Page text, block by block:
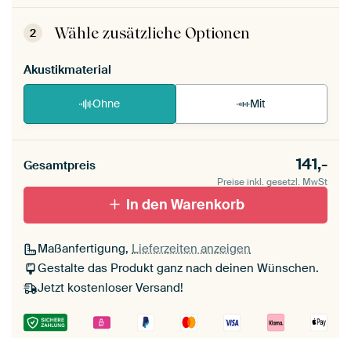
Dein ArtFrame ist im Handumdrehen
aufgebaut.Montageanleitung ansehen
2 Wähle zusätzliche Optionen
Akustikmaterial
Ohne Mit
Gesamtpreis 141,-
Preise inkl. gesetzl. MwSt
In den Warenkorb
Maßanfertigung, Lieferzeiten anzeigen
Gestalte das Produkt ganz nach deinen Wünschen.
Jetzt kostenloser Versand!